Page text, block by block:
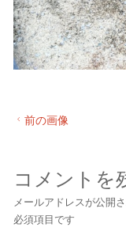
前の画像
コメントを
メールアドレスが公開
必須項目です